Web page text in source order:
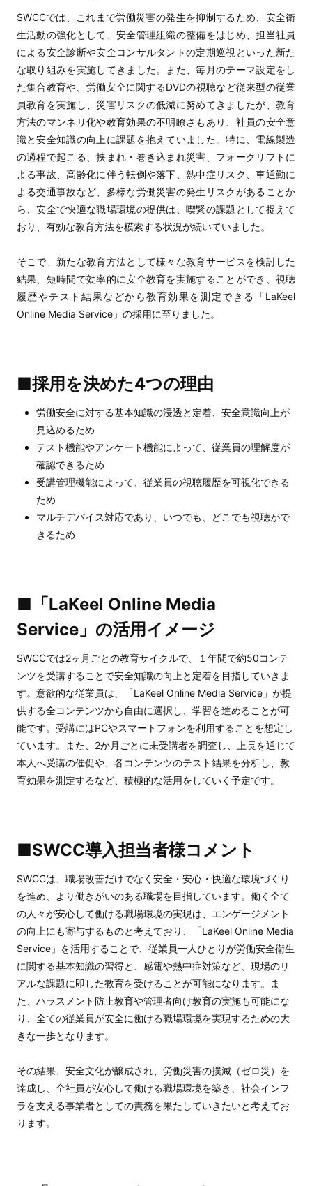
SWCCでは、これまで労働災害の発生を抑制するため、安全衛
生活動の強化として、安全管理組織の整備をはじめ、担当社員
による安全診断や安全コンサルタントの定期巡視といった新た
な取り組みを実施してきました。また、毎月のテーマ設定をし
た集合教育や、労働安全に関するDVDの視聴など従来型の従業
員教育を実施し、災害リスクの低減に努めてきましたが、教育
方法のマンネリ化や教育効果の不明瞭さもあり、社員の安全意
識と安全知識の向上に課題を抱えていました。特に、電線製造
の過程で起こる、挟まれ・巻き込まれ災害、フォークリフトに
よる事故、高齢化に伴う転倒や落下、熱中症リスク、車通勤に
よる交通事故など、多様な労働災害の発生リスクがあることか
ら、安全で快適な職場環境の提供は、喫緊の課題として捉えて
おり、有効な教育方法を模索する状況が続いていました。
そこで、新たな教育方法として様々な教育サービスを検討した
結果、短時間で効率的に安全教育を実施することができ、視聴
履歴やテスト結果などから教育効果を測定できる「LaKeel
Online Media Service」の採用に至りました。
■採用を決めた4つの理由
労働安全に対する基本知識の浸透と定着、安全意識向上が
見込めるため
テスト機能やアンケート機能によって、従業員の理解度が
確認できるため
受講管理機能によって、従業員の視聴履歴を可視化できる
ため
マルチデバイス対応であり、いつでも、どこでも視聴がで
きるため
■「LaKeel Online Media
Service」の活用イメージ
SWCCでは2ヶ月ごとの教育サイクルで、１年間で約50コンテ
ンツを受講することで安全知識の向上と定着を目指していきま
す。意欲的な従業員は、「LaKeel Online Media Service」が提
供する全コンテンツから自由に選択し、学習を進めることが可
能です。受講にはPCやスマートフォンを利用することを想定し
ています。また、2か月ごとに未受講者を調査し、上長を通じて
本人へ受講の催促や、各コンテンツのテスト結果を分析し、教
育効果を測定するなど、積極的な活用をしていく予定です。
■SWCC導入担当者様コメント
SWCCは、職場改善だけでなく安全・安心・快適な環境づくり
を進め、より働きがいのある職場を目指しています。働く全て
の人々が安心して働ける職場環境の実現は、エンゲージメント
の向上にも寄与するものと考えており、「LaKeel Online Media
Service」を活用することで、従業員一人ひとりが労働安全衛生
に関する基本知識の習得と、感電や熱中症対策など、現場のリ
アルな課題に即した教育を受けることが可能になります。ま
た、ハラスメント防止教育や管理者向け教育の実施も可能にな
り、全ての従業員が安全に働ける職場環境を実現するための大
きな一歩となります。
その結果、安全文化が醸成され、労働災害の撲滅（ゼロ災）を
達成し、全社員が安心して働ける職場環境を築き、社会インフ
ラを支える事業者としての責務を果たしていきたいと考えてお
ります。